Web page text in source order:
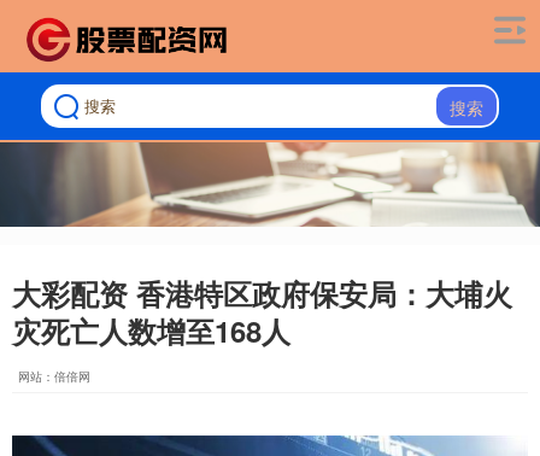
搜索
大彩配资 香港特区政府保安局：大埔火
灾死亡人数增至168人
网站：倍倍网